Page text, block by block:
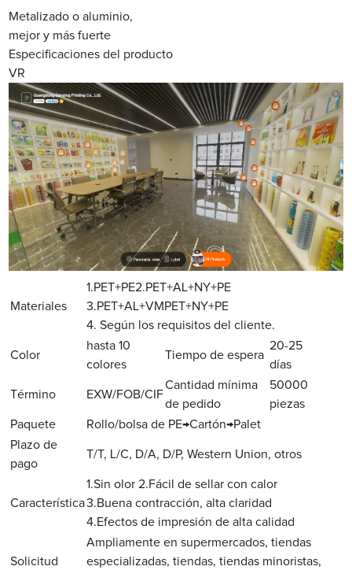
Metalizado o aluminio,
mejor y más fuerte
Especificaciones del producto
VR
Materiales
1.PET+PE2.PET+AL+NY+PE
3.PET+AL+VMPET+NY+PE
4. Según los requisitos del cliente.
Color
hasta 10
colores
Tiempo de espera
20-25
días
Término EXW/FOB/CIF
Cantidad mínima
de pedido
50000
piezas
Paquete
Rollo/bolsa de PE→Cartón→Palet
Plazo de
pago
T/T, L/C, D/A, D/P, Western Union, otros
Característica
1.Sin olor 2.Fácil de sellar con calor
3.Buena contracción, alta claridad
4.Efectos de impresión de alta calidad
Solicitud
Ampliamente en supermercados, tiendas
especializadas, tiendas, tiendas minoristas,